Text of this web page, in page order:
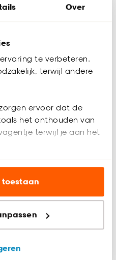
Over
te verbeteren.
terwijl andere
ervoor dat de
het onthouden van
terwijl je aan het
helpen ons de
jou en al onze andere
laten jou
aanbiedingen zien op